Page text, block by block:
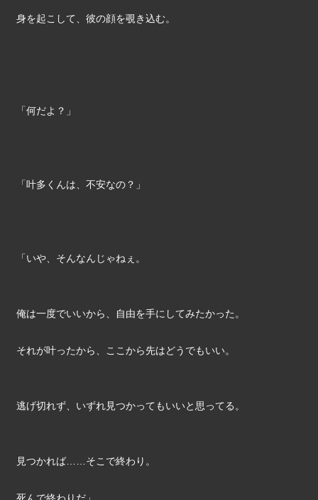
身を起こして、彼の顔を覗き込む。
「何だよ？」
「叶多くんは、不安なの？」
「いや、そんなんじゃねぇ。
俺は一度でいいから、自由を手にしてみたかった。
それが叶ったから、ここから先はどうでもいい。
逃げ切れず、いずれ見つかってもいいと思ってる。
見つかれば……そこで終わり。